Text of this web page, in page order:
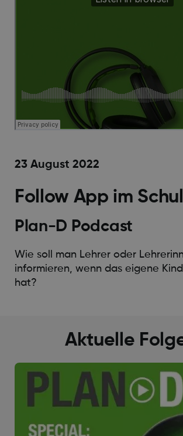
23 August 2022
Follow App im
Plan-D Podcast
Wie soll man Lehrer oder
informieren, wenn das eigene
hat?
Aktuelle